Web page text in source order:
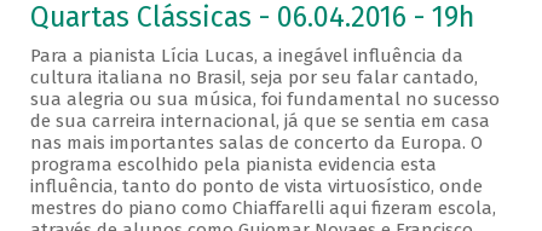
Quartas Clássicas - 06.04.2016 - 19h
Para a pianista Lícia Lucas, a inegável influência da
cultura italiana no Brasil, seja por seu falar cantado,
sua alegria ou sua música, foi fundamental no sucesso
de sua carreira internacional, já que se sentia em casa
nas mais importantes salas de concerto da Europa. O
programa escolhido pela pianista evidencia esta
influência, tanto do ponto de vista virtuosístico, onde
mestres do piano como Chiaffarelli aqui fizeram escola,